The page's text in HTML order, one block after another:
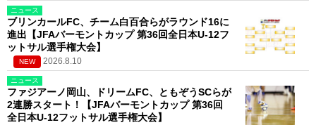
ニュース
ブリンカールFC、チーム白百合らがラウンド16に
進出【JFAバーモントカップ 第36回全日本U-12フ
ットサル選手権大会】
NEW 2026.8.10
ニュース
ファジアーノ岡山、ドリームFC、ともぞうSCらが
2連勝スタート！【JFAバーモントカップ 第36回
全日本U-12フットサル選手権大会】